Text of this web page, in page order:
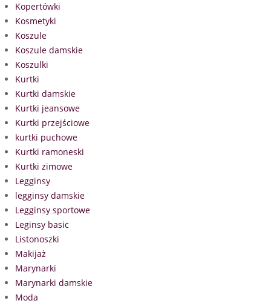
Kopertówki
Kosmetyki
Koszule
Koszule damskie
Koszulki
Kurtki
Kurtki damskie
Kurtki jeansowe
Kurtki przejściowe
kurtki puchowe
Kurtki ramoneski
Kurtki zimowe
Legginsy
legginsy damskie
Legginsy sportowe
Leginsy basic
Listonoszki
Makijaż
Marynarki
Marynarki damskie
Moda